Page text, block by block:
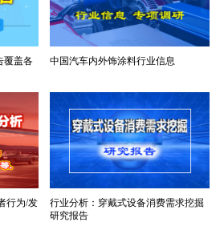
覆盖各
中国汽车内外饰涂料行业信息
行为/发
行业分析：穿戴式设备消费需求挖掘
研究报告